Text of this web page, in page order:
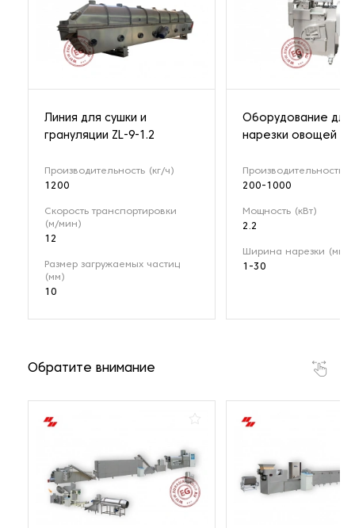
Линия для сушки и
грануляции ZL-9-1.2
Производительность (кг/ч)
1200
Скорость транспортировки
(м/мин)
12
Размер загружаемых частиц
(мм)
10
Оборудование для
нарезки овощей
Производительность
200-1000
Мощность (кВт)
2.2
Ширина нарезки (мм)
1-30
Обратите внимание